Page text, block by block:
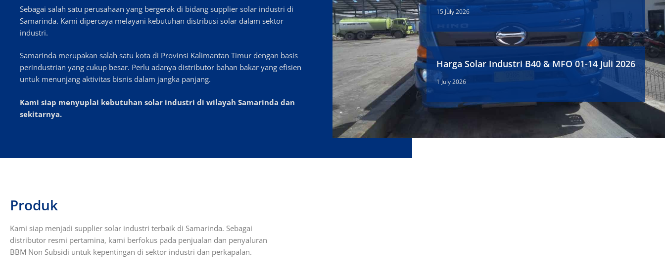
Sebagai salah satu perusahaan yang bergerak di bidang supplier solar industri di
Samarinda. Kami dipercaya melayani kebutuhan distribusi solar dalam sektor
industri.
Samarinda merupakan salah satu kota di Provinsi Kalimantan Timur dengan basis
perindustrian yang cukup besar. Perlu adanya distributor bahan bakar yang efisien
untuk menunjang aktivitas bisnis dalam jangka panjang.
Kami siap menyuplai kebutuhan solar industri di wilayah Samarinda dan
sekitarnya.
15 July 2026
Harga Solar Industri B40 & MFO 01-14 Juli 2026
1 July 2026
Produk
Kami siap menjadi supplier solar industri terbaik di Samarinda. Sebagai
distributor resmi pertamina, kami berfokus pada penjualan dan penyaluran
BBM Non Subsidi untuk kepentingan di sektor industri dan perkapalan.